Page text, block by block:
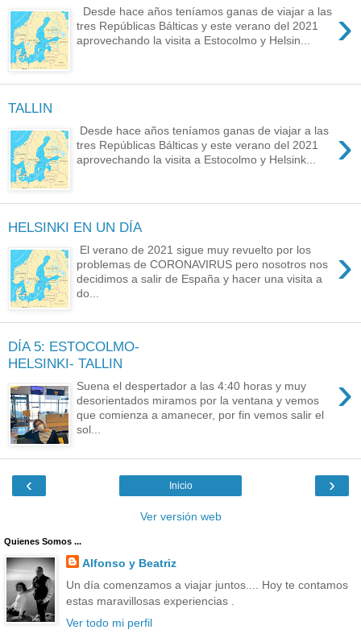
›
Desde hace años teníamos ganas de viajar a las
tres Repúblicas Bálticas y este verano del 2021
aprovechando la visita a Estocolmo y Helsin...
TALLIN
›
Desde hace años teníamos ganas de viajar a las
tres Repúblicas Bálticas y este verano del 2021
aprovechando la visita a Estocolmo y Helsink...
HELSINKI EN UN DÍA
›
El verano de 2021 sigue muy revuelto por los
problemas de CORONAVIRUS pero nosotros nos
decidimos a salir de España y hacer una visita a
do...
DÍA 5: ESTOCOLMO-
HELSINKI- TALLIN
›
Suena el despertador a las 4:40 horas y muy
desorientados miramos por la ventana y vemos
que comienza a amanecer, por fin vemos salir el
sol...
‹ ›
Inicio
Ver versión web
Quienes Somos ...
Alfonso y Beatriz
Un día comenzamos a viajar juntos.... Hoy te contamos
estas maravillosas experiencias .
Ver todo mi perfil